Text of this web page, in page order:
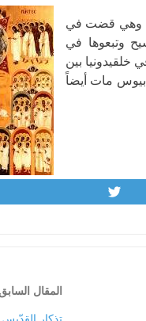
وهي قضت في
وتبعوها في
دير شُيّد على اسمها في خلقيدونيا بين
مات أيضاً
المقال السابق